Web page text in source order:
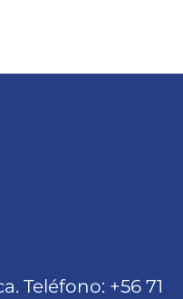
Teléfono: +56 71